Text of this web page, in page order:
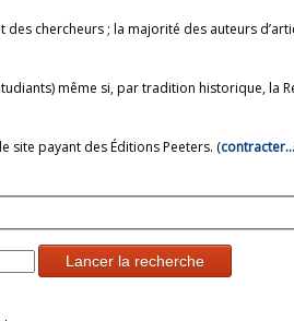
chercheurs ; la majorité des auteurs
même si, par tradition historique, la
site payant des Éditions Peeters. (contracter…
Lancer la recherche